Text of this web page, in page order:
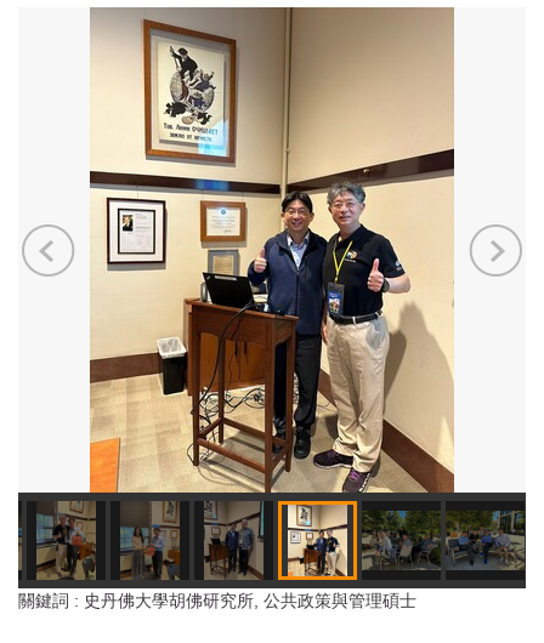
關鍵詞 : 史丹佛大學胡佛研究所, 公共政策與管理碩士